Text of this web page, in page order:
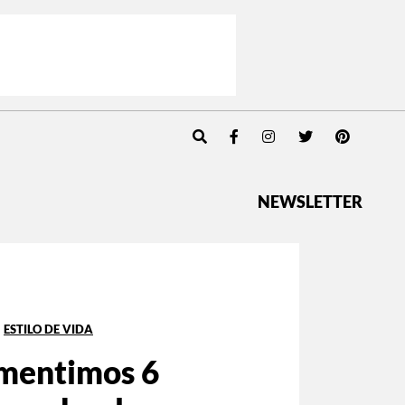
NEWSLETTER
ESTILO DE VIDA
6